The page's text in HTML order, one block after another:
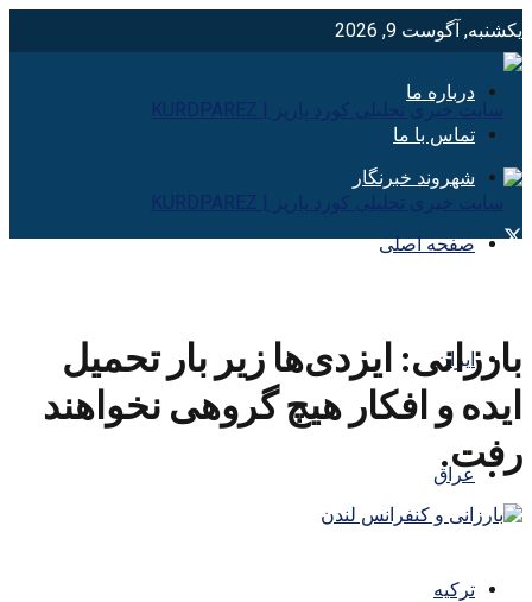
یکشنبه, آگوست 9, 2026
درباره ما
تماس با ما
شهروند خبرنگار
صفحه اصلی
ایران
عراق
ترکیه
بارزانی: ایزدی‌ها زیر بار تحمیل
ایده و افکار هیچ گروهی نخواهند
رفت.